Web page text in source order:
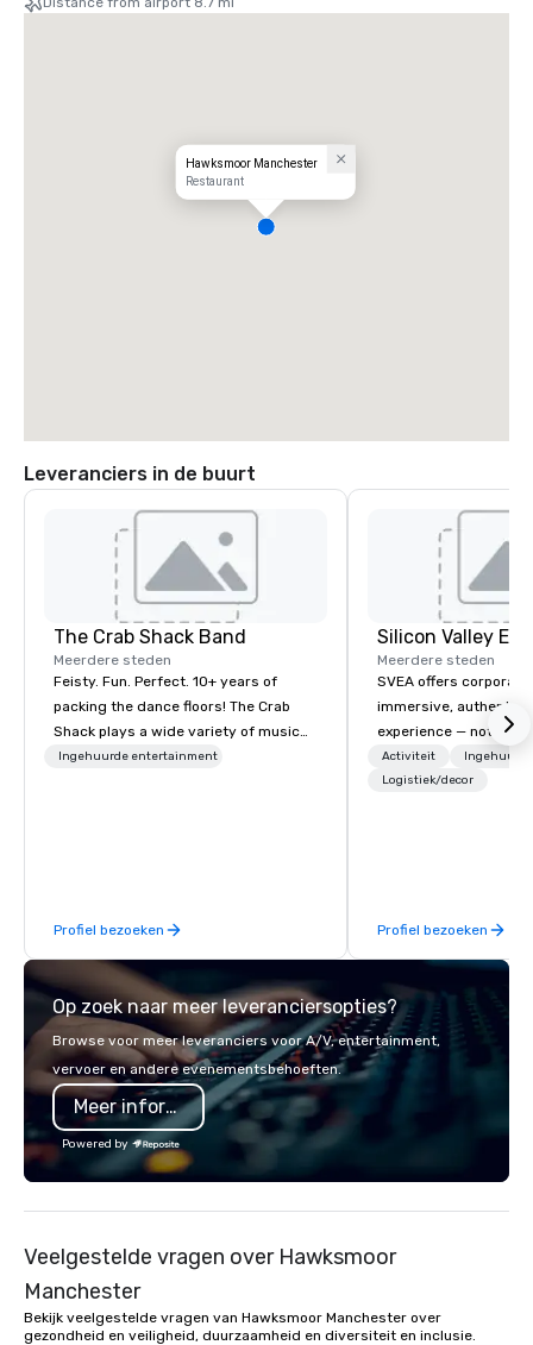
Hawksmoor Manchester
Restaurant
Leveranciers in de buurt
The Crab Shack Band
Meerdere steden
Feisty. Fun. Perfect. 10+ years of
packing the dance floors! The Crab
Shack plays a wide variety of music
with a set list of over 12 hours of
Ingehuurde entertainment
Profiel bezoeken
Meerdere steden
SVEA offers
immersive, authentic
experience — not a
transformation. We
facilitate custom
offsites. Whether
think like a Silicon
world's fastest-
or walk away with a
innovation playbook,
the Valley. Ideal for
seniority, and
Activiteit
Logistiek/decor
Profiel bezoeken
Op zoek naar meer leveranciersopties?
Browse voor meer leveranciers voor A/V, entertainment,
vervoer en andere evenementsbehoeften.
Meer informatie
Powered by
Veelgestelde vragen over Hawksmoor
Manchester
Bekijk veelgestelde vragen van Hawksmoor Manchester over
gezondheid en veiligheid, duurzaamheid en diversiteit en inclusie.